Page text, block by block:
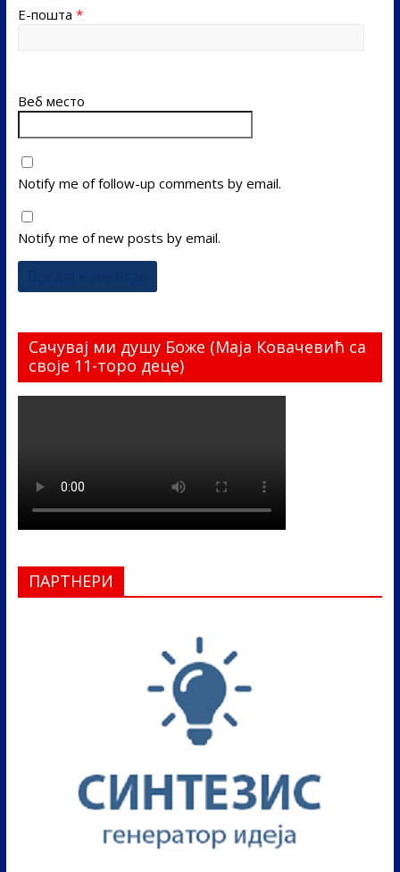
Е-пошта *
Веб место
Notify me of follow-up comments by email.
Notify me of new posts by email.
Сачувај ми душу Боже (Маја Ковачевић са
своје 11-торо деце)
ПАРТНЕРИ